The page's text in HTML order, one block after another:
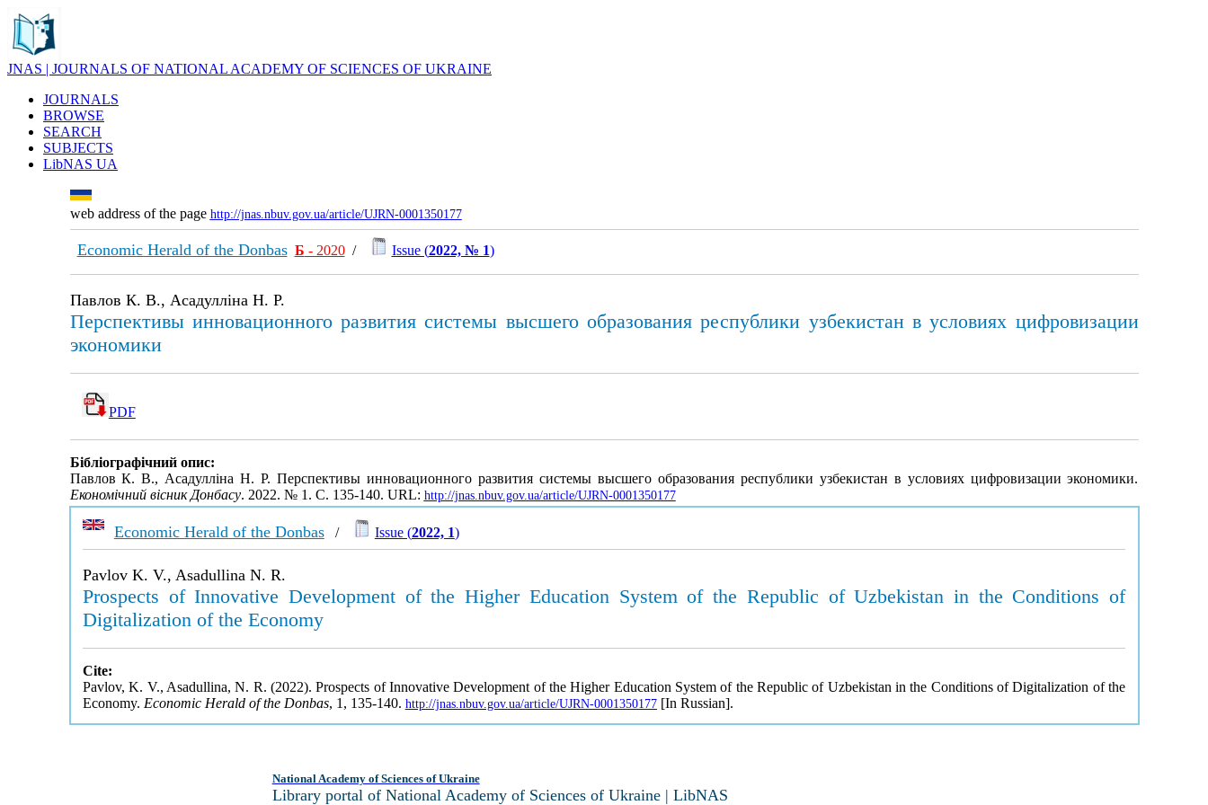
JNAS | JOURNALS OF NATIONAL ACADEMY OF SCIENCES OF UKRAINE
JOURNALS
BROWSE
SEARCH
SUBJECTS
LibNAS UA
web address of the page http://jnas.nbuv.gov.ua/article/UJRN-0001350177
Economic Herald of the Donbas Б - 2020/ Issue (2022, № 1)
Павлов К. В., Асадулліна Н. Р.
Перспективы инновационного развития системы высшего образования республики узбекистан в условиях цифровизации
экономики
PDF
Бібліографічний опис:
Павлов К. В., Асадулліна Н. Р. Перспективы инновационного развития системы высшего образования республики узбекистан в условиях цифровизации экономики.
Економічний вісник Донбасу. 2022. № 1. С. 135-140. URL: http://jnas.nbuv.gov.ua/article/UJRN-0001350177
Economic Herald of the Donbas/ Issue (2022, 1)
Pavlov K. V., Asadullіna N. R.
Prospects of Innovative Development of the Higher Education System of the Republic of Uzbekistan in the Conditions of
Digitalization of the Economy
Cite:
Pavlov, K. V., Asadullіna, N. R. (2022). Prospects of Innovative Development of the Higher Education System of the Republic of Uzbekistan in the Conditions of Digitalization of the
Economy. Economic Herald of the Donbas, 1, 135-140. http://jnas.nbuv.gov.ua/article/UJRN-0001350177[In Russian].
National Academy of Sciences of Ukraine
Library portal of National Academy of Sciences of Ukraine | LibNAS